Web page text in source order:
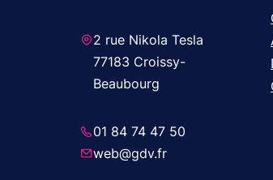
2 rue Nikola Tesla
77183 Croissy-
Beaubourg
01 84 74 47 50
web@gdv.fr